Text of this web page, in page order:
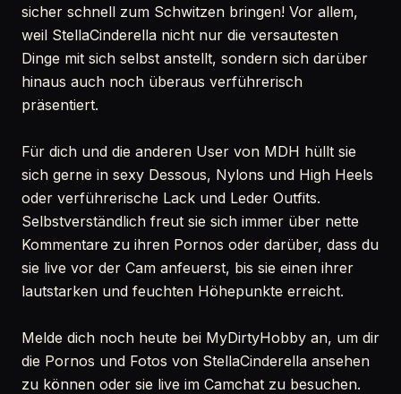
sicher schnell zum Schwitzen bringen! Vor allem,
weil StellaCinderella nicht nur die versautesten
Dinge mit sich selbst anstellt, sondern sich darüber
hinaus auch noch überaus verführerisch
präsentiert.
Für dich und die anderen User von MDH hüllt sie
sich gerne in sexy Dessous, Nylons und High Heels
oder verführerische Lack und Leder Outfits.
Selbstverständlich freut sie sich immer über nette
Kommentare zu ihren Pornos oder darüber, dass du
sie live vor der Cam anfeuerst, bis sie einen ihrer
lautstarken und feuchten Höhepunkte erreicht.
Melde dich noch heute bei MyDirtyHobby an, um dir
die Pornos und Fotos von StellaCinderella ansehen
zu können oder sie live im Camchat zu besuchen.